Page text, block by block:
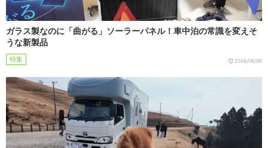
ガラス製なのに「曲がる」ソーラーパネル！車中泊の常識を変えそ
うな新製品
特集 2026/08/06